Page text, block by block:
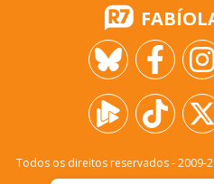
Todos os direitos reservados - 2009-